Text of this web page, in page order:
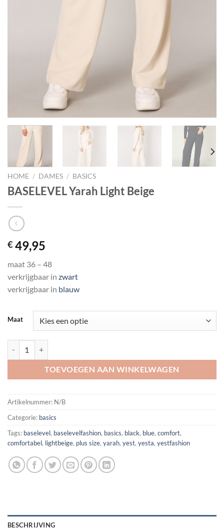
HOME / DAMES / BASICS
BASELEVEL Yarah Light Beige
€ 49,95
maat 36 – 48
verkrijgbaar in zwart
verkrijgbaar in blauw
Maat
TOEVOEGEN AAN WINKELWAGEN
Artikelnummer: N/B
Categorie: basics
Tags: baselevel, baselevelfashion, basics, black, blue, comfort,
comfortabel, lightbeige, plus size, yarah, yest, yesta, yestfashion
BESCHRIJVING